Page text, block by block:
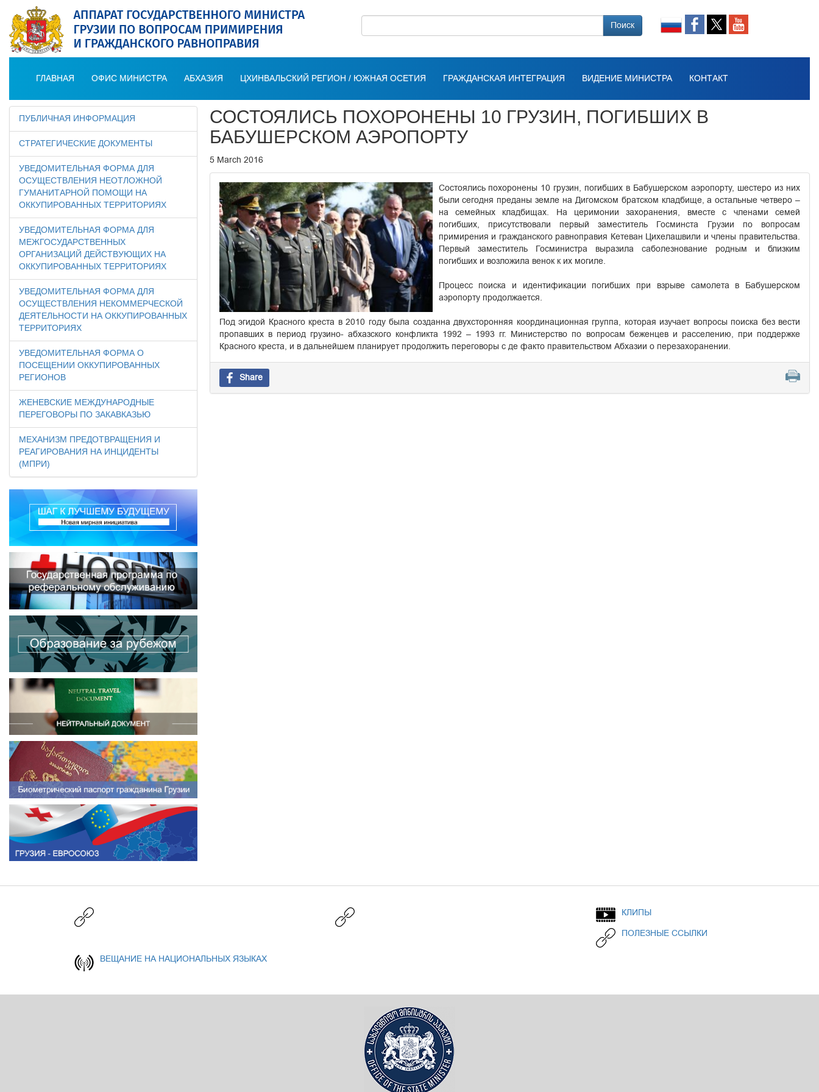
Поиск
ГЛАВНАЯ ОФИС МИНИСТРА АБХАЗИЯ ЦХИНВАЛЬСКИЙ РЕГИОН / ЮЖНАЯ ОСЕТИЯ ГРАЖДАНСКАЯ ИНТЕГРАЦИЯ ВИДЕНИЕ МИНИСТРА КОНТАКТ
ПУБЛИЧНАЯ ИНФОРМАЦИЯ
СТРАТЕГИЧЕСКИЕ ДОКУМЕНТЫ
УВЕДОМИТЕЛЬНАЯ ФОРМА ДЛЯ
ОСУЩЕСТВЛЕНИЯ НЕОТЛОЖНОЙ
ГУМАНИТАРНОЙ ПОМОЩИ НА
ОККУПИРОВАННЫХ ТЕРРИТОРИЯХ
УВЕДОМИТЕЛЬНАЯ ФОРМА ДЛЯ
МЕЖГОСУДАРСТВЕННЫХ
ОРГАНИЗАЦИЙ ДЕЙСТВУЮЩИХ НА
ОККУПИРОВАННЫХ ТЕРРИТОРИЯХ
УВЕДОМИТЕЛЬНАЯ ФОРМА ДЛЯ
ОСУЩЕСТВЛЕНИЯ НЕКОММЕРЧЕСКОЙ
ДЕЯТЕЛЬНОСТИ НА ОККУПИРОВАННЫХ
ТЕРРИТОРИЯХ
УВЕДОМИТЕЛЬНАЯ ФОРМА О
ПОСЕЩЕНИИ ОККУПИРОВАННЫХ
РЕГИОНОВ
ЖЕНЕВСКИЕ МЕЖДУНАРОДНЫЕ
ПЕРЕГОВОРЫ ПО ЗАКАВКАЗЬЮ
МЕХАНИЗМ ПРЕДОТВРАЩЕНИЯ И
РЕАГИРОВАНИЯ НА ИНЦИДЕНТЫ
(МПРИ)
СОСТОЯЛИСЬ ПОХОРОНЕНЫ 10 ГРУЗИН, ПОГИБШИХ В
БАБУШЕРСКОМ АЭРОПОРТУ
5 March 2016
Состоялись похоронены 10 грузин, погибших в Бабушерском аэропорту, шестеро из них
были сегодня преданы земле на Дигомском братском кладбище, а остальные четверо –
на семейных кладбищах. На церимонии захоранения, вместе с членами семей
погибших, присутствовали первый заместитель Госминста Грузии по вопросам
примирения и гражданского равноправия Кетеван Цихелашвили и члены правительства.
Первый заместитель Госминистра выразила саболезнование родным и близким
погибших и возложила венок к их могиле.
Процесс поиска и идентификации погибших при взрыве самолета в Бабушерском
аэропорту продолжается.
Под эгидой Красного креста в 2010 году была созданна двухсторонняя координационная группа, которая изучает вопросы поиска без вести
пропавших в период грузино- абхазского конфликта 1992 – 1993 гг. Министерство по вопросам беженцев и расселению, при поддержке
Красного креста, и в дальнейшем планирует продолжить переговоры с де факто правительством Абхазии о перезахоранении.
Share
КЛИПЫ
ПОЛЕЗНЫЕ ССЫЛКИ
ВЕЩАНИЕ НА НАЦИОНАЛЬНЫХ ЯЗЫКАХ